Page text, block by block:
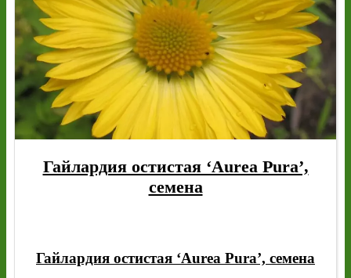
Гайлардия остистая ‘Aurea Pura’,
семена
Гайлардия остистая ‘Aurea Pura’, семена